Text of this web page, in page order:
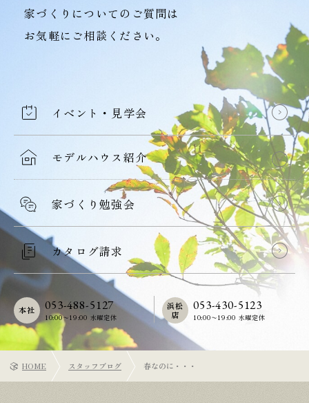
家づくりについてのご質問は
お気軽にご相談ください。
イベント・見学会
モデルハウス紹介
家づくり勉強会
カタログ請求
053-488-5127
10:00〜19:00 水曜定休
本社 053-430-5123
10:00〜19:00 水曜定休
浜松
店
HOME スタッフブログ 春なのに・・・